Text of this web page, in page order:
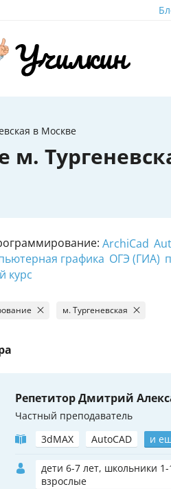
в Москве
ArchiCad
графика ОГЭ (ГИА)
курс
м. Тургеневская
Репетитор Дмитрий
Частный преподаватель
3dMAX
AutoCAD и
дети 6-7 лет, школьники 1-
взрослые